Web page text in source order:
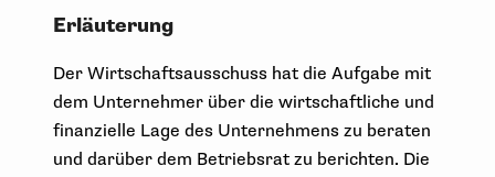
Erläuterung
Der Wirtschaftsausschuss hat die Aufgabe mit
dem Unternehmer über die wirtschaftliche und
finanzielle Lage des Unternehmens zu beraten
und darüber dem Betriebsrat zu berichten. Die